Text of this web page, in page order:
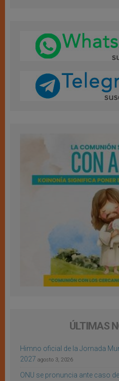
ÚLTIMAS
Himno oficial de la Jornada
2027 agosto 3, 2026
ONU se pronuncia ante caso